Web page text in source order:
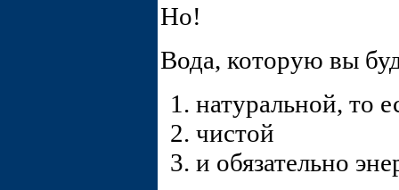
Но!
Вода, которую вы
натуральной, то
чистой
и обязательно